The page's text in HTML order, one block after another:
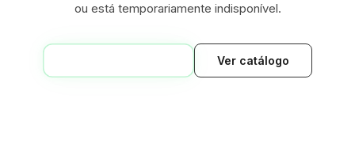
ou está temporariamente indisponível.
Ver catálogo